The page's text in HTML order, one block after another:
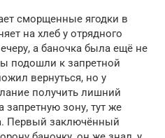
сморщенные ягодки в
на хлеб у отрядного
а баночка была ещё не
подошли к запретной
вернуться, но у
получить лишний
запретную зону, тут же
Первый заключённый